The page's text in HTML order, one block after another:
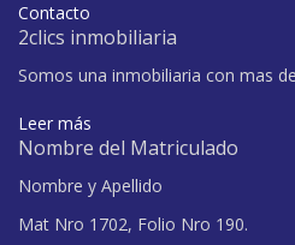
Contacto
2clics inmobiliaria
Somos una inmobiliaria con mas
Leer más
Nombre del Matriculado
Nombre y Apellido
Mat Nro 1702, Folio Nro 190.